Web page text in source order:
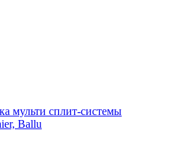
мульти сплит-системы
Ballu